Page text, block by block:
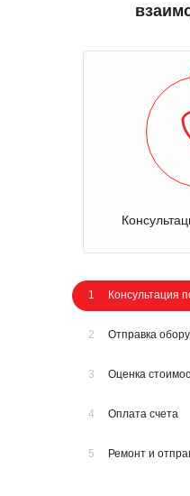
1 Консультация
2 Отправка
3 Оценка
4 Оплата счета
5 Ремонт и